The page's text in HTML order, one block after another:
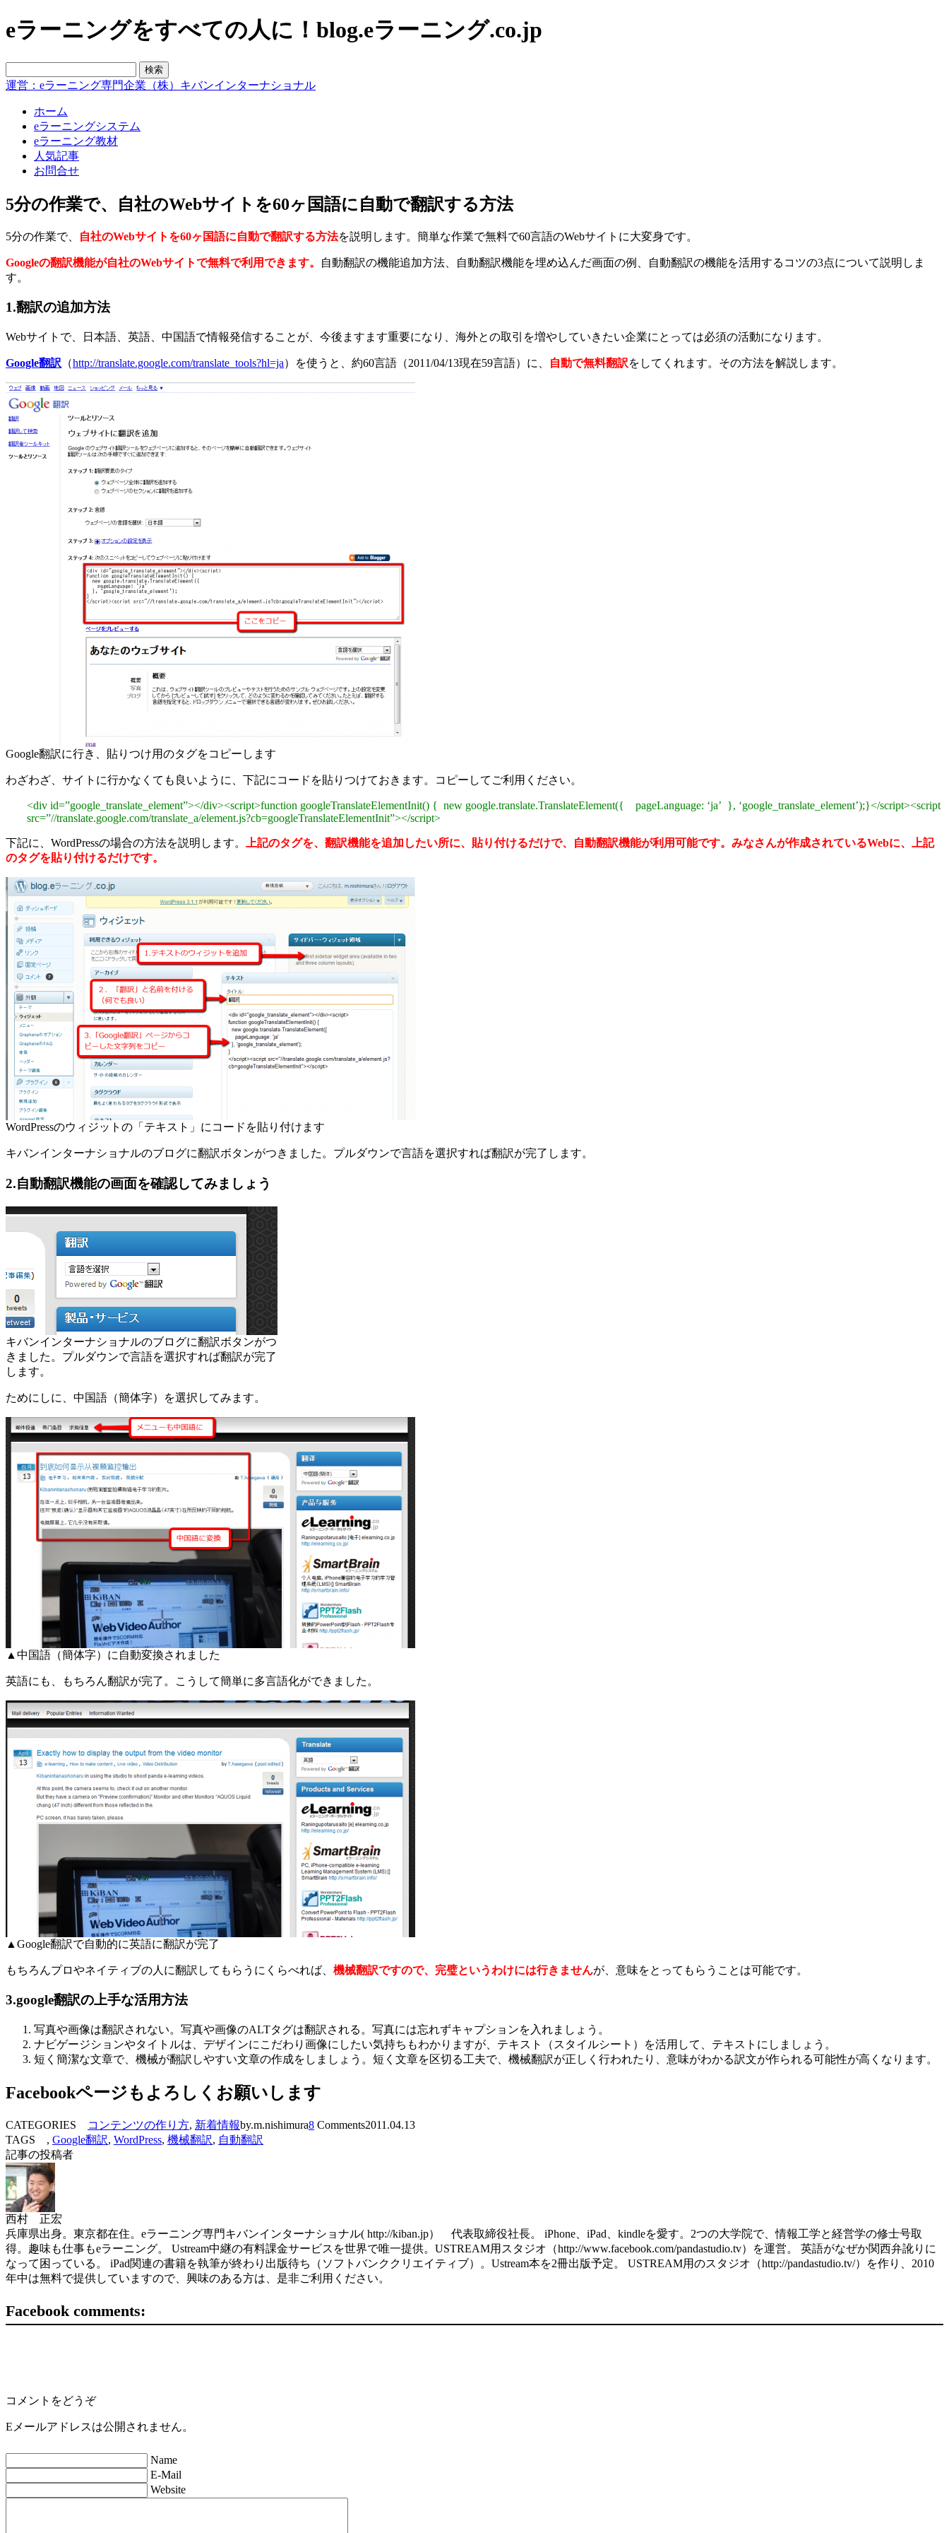
eラーニングをすべての人に！blog.eラーニング.co.jp
運営：eラーニング専門企業（株）キバンインターナショナル
ホーム
eラーニングシステム
eラーニング教材
人気記事
お問合せ
5分の作業で、自社のWebサイトを60ヶ国語に自動で翻訳する方法
5分の作業で、 自社のWebサイトを60ヶ国語に自動で翻訳する方法を説明します。簡単な作業で無料で60言語のWebサイトに大変身です。
Googleの翻訳機能が自社のWebサイトで無料で利用できます。
自動翻訳の機能追加方法、自動翻訳機能を埋め込んだ画面の例、自動翻訳の機能を活用するコツの3点について説明しま
す。
1.翻訳の追加方法
Webサイトで、日本語、英語、中国語で情報発信することが、今後ますます重要になり、海外との取引を増やしていきたい企業にとっては必須の活動になります。
Google翻訳 （http://translate.google.com/translate_tools?hl=ja）を使うと、約60言語（2011/04/13現在59言語）に、 自動で無料翻訳をしてくれます。その方法を解説します。
Google翻訳に行き、貼りつけ用のタグをコピーします
わざわざ、サイトに行かなくても良いように、下記にコードを貼りつけておきます。コピーしてご利用ください。
<div id=”google_translate_element”></div><script>function googleTranslateElementInit() { new google.translate.TranslateElement({ pageLanguage: ‘ja’ }, ‘google_translate_element’);}</script><script
src=”//translate.google.com/translate_a/element.js?cb=googleTranslateElementInit”></script>
下記に、WordPressの場合の方法を説明します。
上記のタグを、翻訳機能を追加したい所に、貼り付けるだけで、自動翻訳機能が利用可能です。みなさんが作成されているWebに、上記
のタグを貼り付けるだけです。
WordPressのウィジットの「テキスト」にコードを貼り付けます
キバンインターナショナルのブログに翻訳ボタンがつきました。プルダウンで言語を選択すれば翻訳が完了します。
2.自動翻訳機能の画面を確認してみましょう
キバンインターナショナルのブログに翻訳ボタンがつ
きました。プルダウンで言語を選択すれば翻訳が完了
します。
ためにしに、中国語（簡体字）を選択してみます。
▲中国語（簡体字）に自動変換されました
英語にも、もちろん翻訳が完了。こうして簡単に多言語化ができました。
▲Google翻訳で自動的に英語に翻訳が完了
もちろんプロやネイティブの人に翻訳してもらうにくらべれば、 機械翻訳ですので、完璧というわけには行きませんが、意味をとってもらうことは可能です。
3.google翻訳の上手な活用方法
写真や画像は翻訳されない。写真や画像のALTタグは翻訳される。写真には忘れずキャプションを入れましょう。
ナビゲージションやタイトルは、デザインにこだわり画像にしたい気持ちもわかりますが、テキスト（スタイルシート）を活用して、テキストにしましょう。
短く簡潔な文章で、機械が翻訳しやすい文章の作成をしましょう。短く文章を区切る工夫で、機械翻訳が正しく行われたり、意味がわかる訳文が作られる可能性が高くなります。
Facebookページもよろしくお願いします
CATEGORIES コンテンツの作り方, 新着情報by.m.nishimura8 Comments2011.04.13
TAGS , Google翻訳, WordPress, 機械翻訳, 自動翻訳
記事の投稿者
西村 正宏
兵庫県出身。東京都在住。eラーニング専門キバンインターナショナル( http://kiban.jp） 代表取締役社長。 iPhone、iPad、kindleを愛す。2つの大学院で、情報工学と経営学の修士号取
得。趣味も仕事もeラーニング。 Ustream中継の有料課金サービスを世界で唯一提供。USTREAM用スタジオ（http://www.facebook.com/pandastudio.tv）を運営。 英語がなぜか関西弁訛りに
なって困っている。 iPad関連の書籍を執筆が終わり出版待ち（ソフトバンククリエイティブ）。Ustream本を2冊出版予定。 USTREAM用のスタジオ（http://pandastudio.tv/）を作り、2010
年中は無料で提供していますので、興味のある方は、是非ご利用ください。
Facebook comments:
コメントをどうぞ
Eメールアドレスは公開されません。
Name
E-Mail
Website